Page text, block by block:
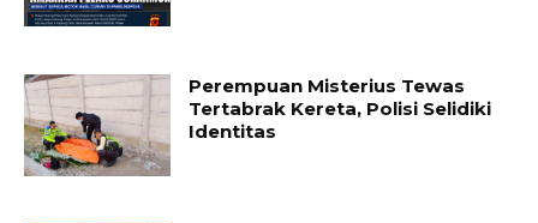
Perempuan Misterius Tewas
Tertabrak Kereta, Polisi Selidiki
Identitas